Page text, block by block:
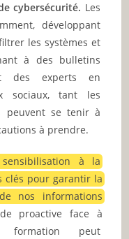
cybersécurité. Les
développant
les systèmes et
à des bulletins
des experts en
sociaux, tant les
peuvent se tenir à
à prendre.
à la
clés pour garantir la
nos informations
proactive face à
peut